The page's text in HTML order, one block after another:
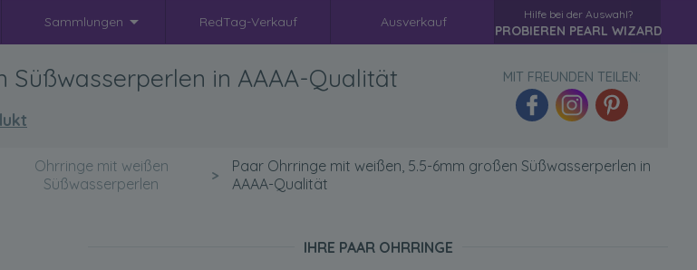
Sammlungen RedTag-Verkauf Ausverkauf Hilfe bei der Auswahl?
PROBIEREN PEARL WIZARD
Süßwasserperlen in AAAA-Qualität MIT FREUNDEN TEILEN:
Ohrringe mit weißen
Süßwasserperlen
>
Paar Ohrringe mit weißen, 5.5-6mm großen Süßwasserperlen in
AAAA-Qualität
IHRE PAAR OHRRINGE